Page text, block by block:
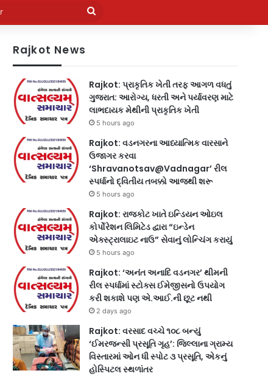
Search
Rajkot News
Rajkot: પ્રાકૃતિક ખેતી તરફ આગળ વધતું
ગુજરાત: આરોગ્ય, ધરતી અને પર્યાવરણ માટે
લાભદાયક મેથીની પ્રાકૃતિક ખેતી
5 hours ago
Rajkot: વડનગરના આધ્યાત્મિક વારસાને
ઉજાગર કરવા
‘Shravanotsav@Vadnagar’ રીલ
સ્પર્ધાનો દ્વિતીય તબક્કો આજથી શરૂ
5 hours ago
Rajkot: રાજકોટ ખાતે ઇન્ડિયન ઓઇલ
કોર્પોરેશન લિમિટેડ દ્વારા “ઇન્ડેન
એક્સ્ટ્રાલાઇટ નાઉ” સેવાનું લોન્ચિંગ કરાયું
5 hours ago
Rajkot: ‘અનંત અનાદિ વડનગર’ થીમની
રીલ સ્પર્ધામાં સ્ટોક્સ ઈમેજીસનો ઉપયોગ
કરી શકાશે પણ એ.આઈ.ની છૂટ નથી
2 days ago
Rajkot: વરસાદ વચ્ચે ૧૦૮ બન્યું
‘ઈમરજન્સી પ્રસૂતિ ગૃહ’: જિલ્લાના ગ્રામ્ય
વિસ્તારમાં ઓન ધી સ્પોટ ૩ પ્રસૂતિ, એકનું
હોસ્પિટલ સ્થળાંતર